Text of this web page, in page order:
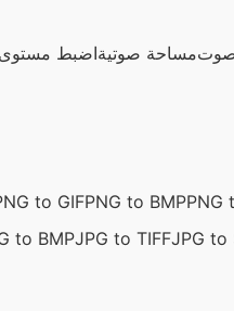
اضبطمساحة صوتية
to GIFPNG to BMPPNG
to BMPJPG to TIFFJPG to